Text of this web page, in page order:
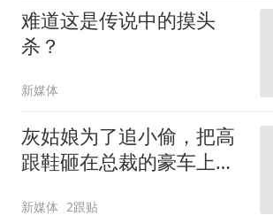
难道这是传说中的摸头
杀？
新媒体
灰姑娘为了追小偷，把高
跟鞋砸在总裁的豪车上，
新媒体 2跟贴